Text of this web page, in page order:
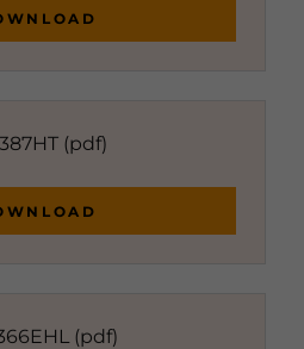
(pdf)
(pdf)